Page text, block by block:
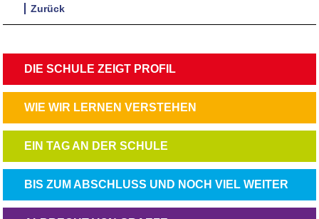
Zurück
NAVIGATION
ÜBERSPRINGEN
DIE SCHULE ZEIGT PROFIL
NAVIGATION
ÜBERSPRINGEN
WIE WIR LERNEN VERSTEHEN
NAVIGATION
ÜBERSPRINGEN
EIN TAG AN DER SCHULE
NAVIGATION
ÜBERSPRINGEN
BIS ZUM ABSCHLUSS UND NOCH VIEL WEITER